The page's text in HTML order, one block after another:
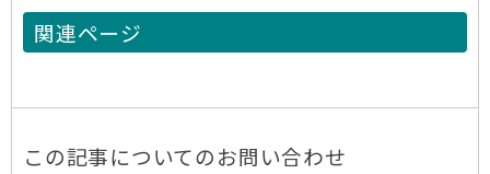
関連ページ
この記事についてのお問い合わせ